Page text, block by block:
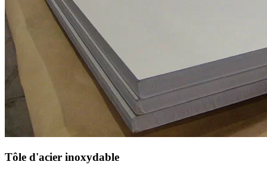
Tôle d'acier inoxydable